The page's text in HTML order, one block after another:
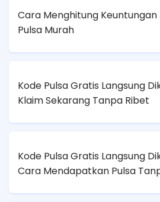
Cara Menghitung Keuntungan
Pulsa Murah
Kode Pulsa Gratis Langsung
Klaim Sekarang Tanpa Ribet
Kode Pulsa Gratis Langsung
Cara Mendapatkan Pulsa